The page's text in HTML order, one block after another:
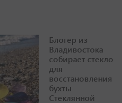
Блогер из
Владивостока
собирает стекло
для
восстановления
бухты
Стеклянной